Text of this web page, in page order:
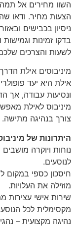
השוו מחירים אל
הצעות מחיר. ודאו
ניסיון בכבישים
בדקו זמינות
לשעות והצרכים
מיניבוסים אילת
אילת היא יעד
ונסיעות עבודה, אך
מיניבוס לאילת
צורך בנהיגה מתישה.
היתרונות של
נוחות ויוקרה
לנוסעים.
חיסכון כספי
מוזילה את העלויות.
שירות אישי עצירות
מקסימלית לכל
נהיגה מקצועית –